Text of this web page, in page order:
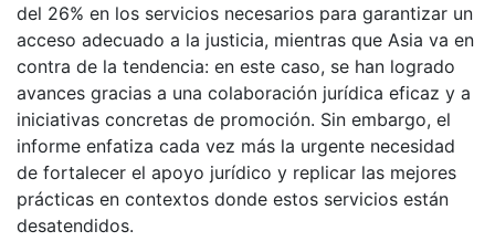
del 26% en los servicios necesarios para garantizar un
acceso adecuado a la justicia, mientras que Asia va en
contra de la tendencia: en este caso, se han logrado
avances gracias a una colaboración jurídica eficaz y a
iniciativas concretas de promoción. Sin embargo, el
informe enfatiza cada vez más la urgente necesidad
de fortalecer el apoyo jurídico y replicar las mejores
prácticas en contextos donde estos servicios están
desatendidos.